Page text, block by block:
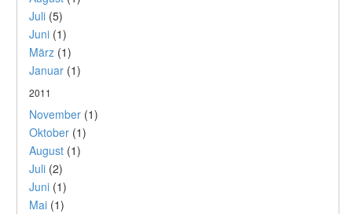
Juli (5)
Juni (1)
März (1)
Januar (1)
2011
November (1)
Oktober (1)
August (1)
Juli (2)
Juni (1)
Mai (1)